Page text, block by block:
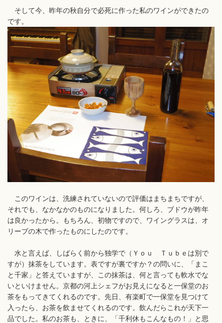
そして今、昨年の秋自分で必死に作った私のワインができたの
です。
このワインは、洗練されていないので評価はまちまちですが、
それでも、なかなかのものになりました。何しろ、ブドウが昨年
は良かったから。もちろん、初物ですので、ワイングラスは、オ
リーブの木で作ったものにしたのです。
水と言えば、しばらく前から独学で（Ｙｏｕ Ｔｕｂｅは別で
すが）抹茶をしています。表ですが裏ですか？の問いに、「まこ
と千家」と答えていますが、この抹茶は、何と言っても軟水でな
いといけません。京都の河上シェフがお見えになると一保堂のお
茶をもってきてくれるのです。先日、有楽町で一保堂を見つけて
入ったら、お茶を飲ませてくれるのです。飲んだらこれが天下一
品でした。私のお茶も、ときに、「千利休もこんなもの！」と思